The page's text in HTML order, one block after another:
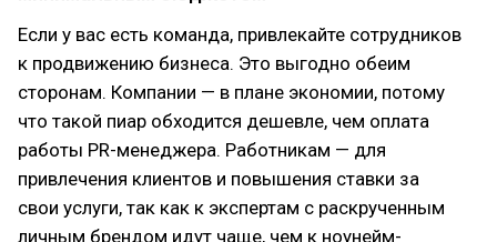
Если у вас есть команда, привлекайте сотрудников
к продвижению бизнеса. Это выгодно обеим
сторонам. Компании — в плане экономии, потому
что такой пиар обходится дешевле, чем оплата
работы PR-менеджера. Работникам — для
привлечения клиентов и повышения ставки за
свои услуги, так как к экспертам с раскрученным
личным брендом идут чаще, чем к ноунейм-